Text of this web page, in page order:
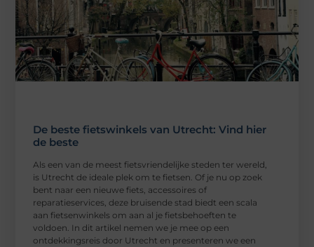
De beste fietswinkels van Utrecht: Vind hier
de beste
Als een van de meest fietsvriendelijke steden ter wereld,
is Utrecht de ideale plek om te fietsen. Of je nu op zoek
bent naar een nieuwe fiets, accessoires of
reparatieservices, deze bruisende stad biedt een scala
aan fietsenwinkels om aan al je fietsbehoeften te
voldoen. In dit artikel nemen we je mee op een
ontdekkingsreis door Utrecht en presenteren we een